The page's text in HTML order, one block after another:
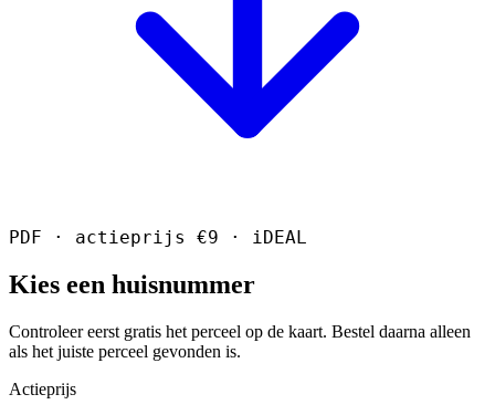
PDF · actieprijs €9 · iDEAL
Kies een huisnummer
Controleer eerst gratis het perceel op de kaart. Bestel daarna alleen
als het juiste perceel gevonden is.
Actieprijs